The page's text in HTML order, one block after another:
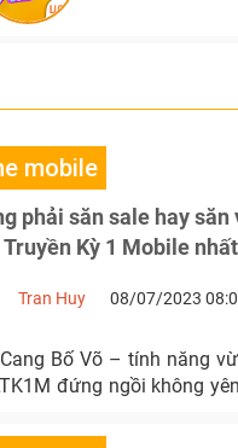
mobile
phải săn sale hay
Kỳ 1 Mobile
Tran Huy 08/07/2023
Bố Võ – tính năng
đứng ngồi không